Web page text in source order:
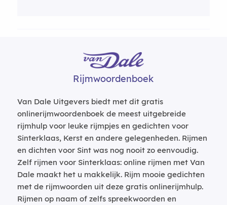
Rijmwoordenboek
Van Dale Uitgevers biedt met dit gratis
onlinerijmwoordenboek de meest uitgebreide
rijmhulp voor leuke rijmpjes en gedichten voor
Sinterklaas, Kerst en andere gelegenheden. Rijmen
en dichten voor Sint was nog nooit zo eenvoudig.
Zelf rijmen voor Sinterklaas: online rijmen met Van
Dale maakt het u makkelijk. Rijm mooie gedichten
met de rijmwoorden uit deze gratis onlinerijmhulp.
Rijmen op naam of zelfs spreekwoorden en